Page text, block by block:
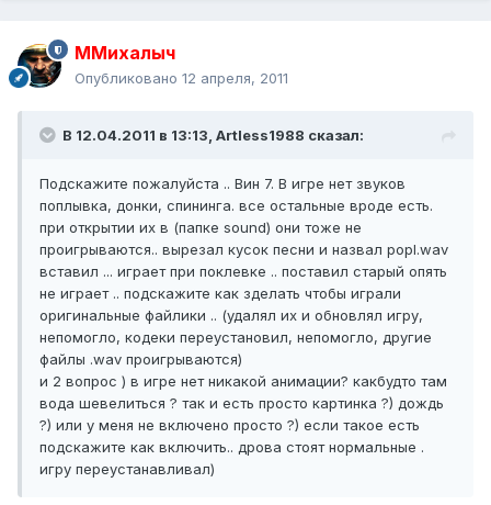
ММихалыч
Опубликовано 12 апреля, 2011
В 12.04.2011 в 13:13, Artless1988 сказал:
Подскажите пожалуйста .. Вин 7. В игре нет звуков
поплывка, донки, спининга. все остальные вроде есть.
при открытии их в (папке sound) они тоже не
проигрываются.. вырезал кусок песни и назвал popl.wav
вставил ... играет при поклевке .. поставил старый опять
не играет .. подскажите как зделать чтобы играли
оригинальные файлики .. (удалял их и обновлял игру,
непомогло, кодеки переустановил, непомогло, другие
файлы .wav проигрываются)
и 2 вопрос ) в игре нет никакой анимации? какбудто там
вода шевелиться ? так и есть просто картинка ?) дождь
?) или у меня не включено просто ?) если такое есть
подскажите как включить.. дрова стоят нормальные .
игру переустанавливал)